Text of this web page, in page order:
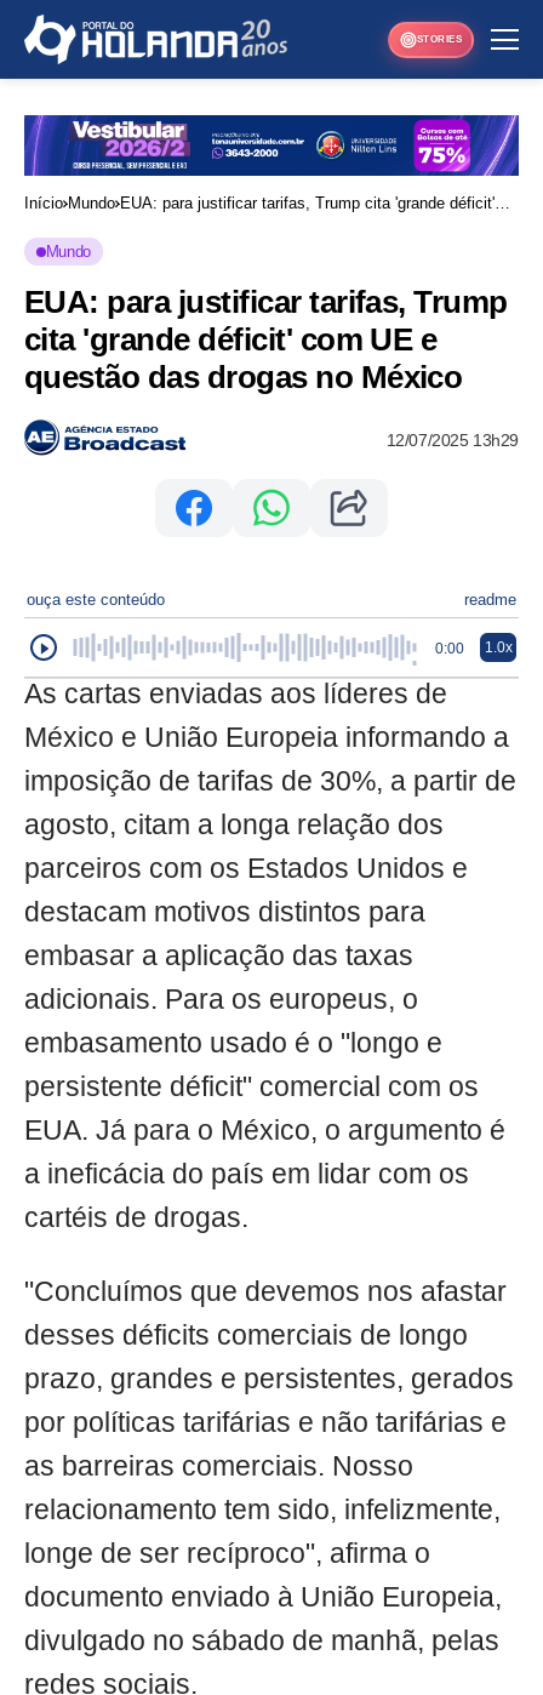
STORIES
Início Mundo EUA: para justificar tarifas, Trump cita 'grande déficit'
Mundo
EUA: para justificar tarifas, Trump
cita 'grande déficit' com UE e
questão das drogas no México
12/07/2025 13h29
ouça este conteúdo readme
0:00 1.0x
As cartas enviadas aos líderes de
México e União Europeia informando a
imposição de tarifas de 30%, a partir de
agosto, citam a longa relação dos
parceiros com os Estados Unidos e
destacam motivos distintos para
embasar a aplicação das taxas
adicionais. Para os europeus, o
embasamento usado é o "longo e
persistente déficit" comercial com os
EUA. Já para o México, o argumento é
a ineficácia do país em lidar com os
cartéis de drogas.
"Concluímos que devemos nos afastar
desses déficits comerciais de longo
prazo, grandes e persistentes, gerados
por políticas tarifárias e não tarifárias e
as barreiras comerciais. Nosso
relacionamento tem sido, infelizmente,
longe de ser recíproco", afirma o
documento enviado à União Europeia,
divulgado no sábado de manhã, pelas
redes sociais.